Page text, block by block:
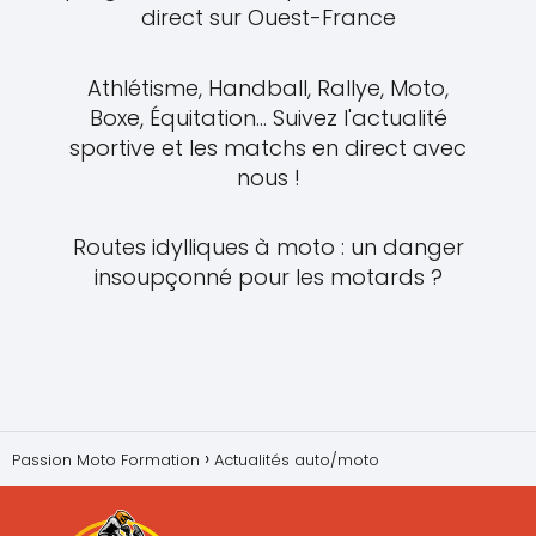
direct sur Ouest-France
Athlétisme, Handball, Rallye, Moto,
Boxe, Équitation... Suivez l'actualité
sportive et les matchs en direct avec
nous !
Routes idylliques à moto : un danger
insoupçonné pour les motards ?
Passion Moto Formation Actualités auto/moto